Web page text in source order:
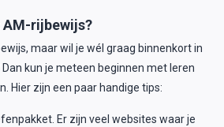
AM-rijbewijs?
maar wil je wél graag binnenkort in
kun je meteen beginnen met leren
Hier zijn een paar handige tips:
Er zijn veel websites waar je